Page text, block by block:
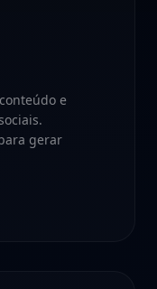
e
gerar